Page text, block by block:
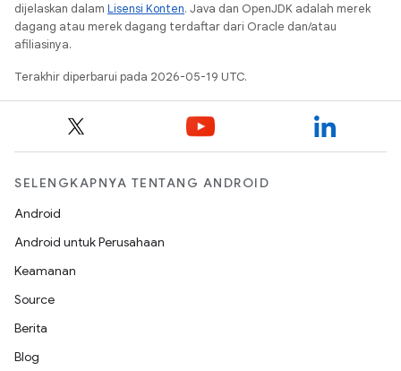
dijelaskan dalam Lisensi Konten. Java dan OpenJDK adalah merek
dagang atau merek dagang terdaftar dari Oracle dan/atau
afiliasinya.
Terakhir diperbarui pada 2026-05-19 UTC.
SELENGKAPNYA TENTANG ANDROID
Android
Android untuk Perusahaan
Keamanan
Source
Berita
Blog